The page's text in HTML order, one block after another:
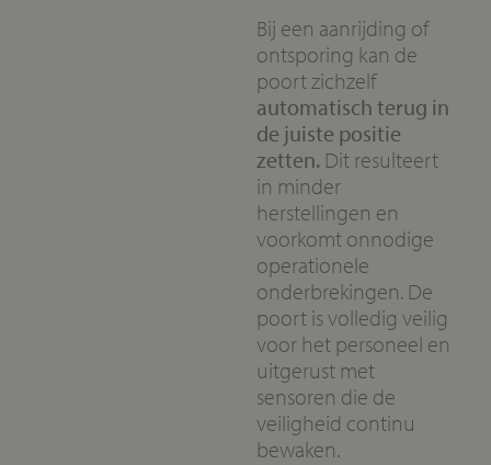
Bij een aanrijding of
ontsporing kan de
poort zichzelf
automatisch terug in
de juiste positie
zetten. Dit resulteert
in minder
herstellingen en
voorkomt onnodige
operationele
onderbrekingen. De
poort is volledig veilig
voor het personeel en
uitgerust met
sensoren die de
veiligheid continu
bewaken.